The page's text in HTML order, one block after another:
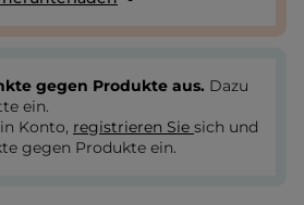
gegen Produkte aus. Dazu
ein.
Konto, registrieren Sie sich und
gegen Produkte ein.